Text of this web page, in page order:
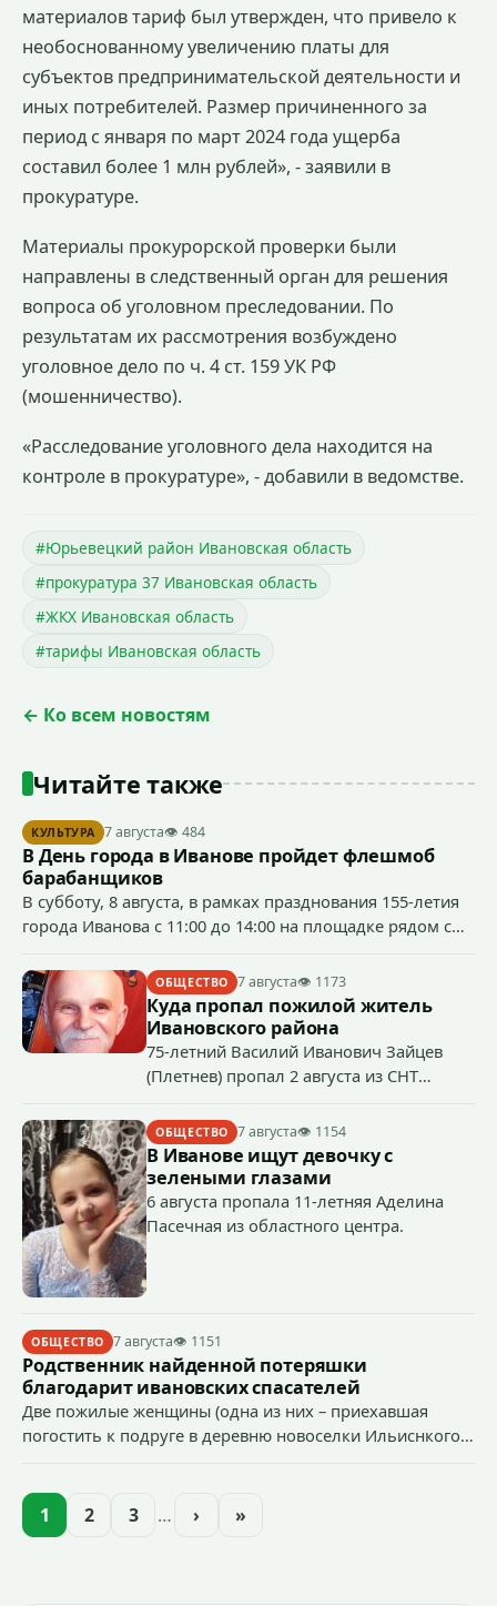
материалов тариф был утвержден, что привело к
необоснованному увеличению платы для
субъектов предпринимательской деятельности и
иных потребителей. Размер причиненного за
период с января по март 2024 года ущерба
составил более 1 млн рублей», - заявили в
прокуратуре.
Материалы прокурорской проверки были
направлены в следственный орган для решения
вопроса об уголовном преследовании. По
результатам их рассмотрения возбуждено
уголовное дело по ч. 4 ст. 159 УК РФ
(мошенничество).
«Расследование уголовного дела находится на
контроле в прокуратуре», - добавили в ведомстве.
#Юрьевецкий район Ивановская область
#прокуратура 37 Ивановская область
#ЖКХ Ивановская область
#тарифы Ивановская область
← Ко всем новостям
Читайте также
КУЛЬТУРА 7 августа👁 484
В День города в Иванове пройдет флешмоб
барабанщиков
В субботу, 8 августа, в рамках празднования 155-летия
города Иванова с 11:00 до 14:00 на площадке рядом с
Шереметевский, д. 85) будет работать музыкальная
площадка.
ОБЩЕСТВО 7 августа👁 1173
Куда пропал пожилой житель
Ивановского района
75-летний Василий Иванович Зайцев
(Плетнев) пропал 2 августа из СНТ
ОБЩЕСТВО 7 августа👁 1154
В Иванове ищут девочку с
зелеными глазами
6 августа пропала 11-летняя Аделина
Пасечная из областного центра.
ОБЩЕСТВО 7 августа👁 1151
Родственник найденной потеряшки
благодарит ивановских спасателей
Две пожилые женщины (одна из них – приехавшая
погостить к подруге в деревню новоселки Ильиснкого
1 2 3 … › »